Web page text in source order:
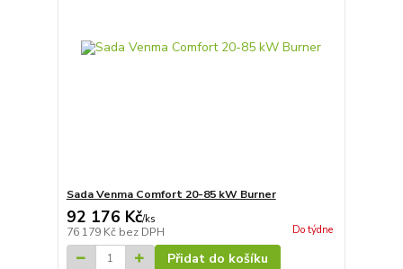
Sada Venma Comfort 20-85 kW Burner
92 176 Kč/ks
76 179 Kč bez DPH Do týdne
Přidat do košíku